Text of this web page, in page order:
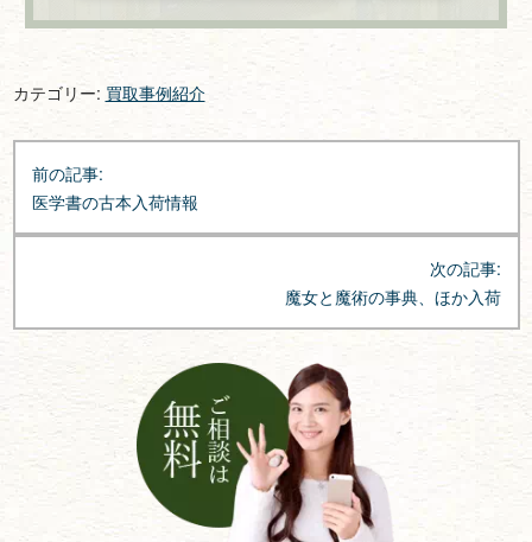
カテゴリー: 買取事例紹介
投
稿
ナ
前の記事:
医学書の古本入荷情報
次の記事:
魔女と魔術の事典、ほか入荷